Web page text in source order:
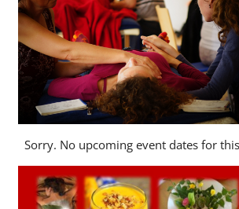
Sorry. No upcoming event dates for